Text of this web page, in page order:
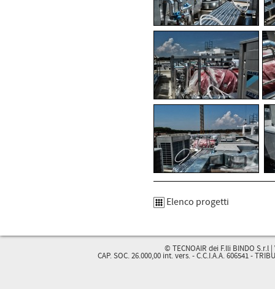
Elenco progetti
© TECNOAIR dei F.lli BINDO S.r.l
CAP. SOC. 26.000,00 int. vers. - C.C.I.A.A. 606541 -